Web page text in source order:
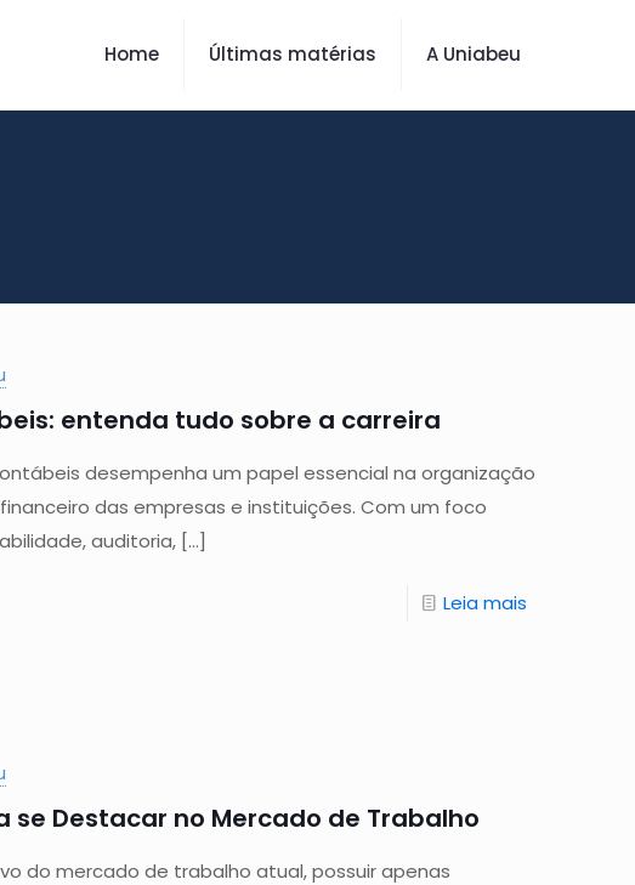
Home Últimas matérias A Uniabeu
entenda tudo sobre a carreira
desempenha um papel essencial na organização
das empresas e instituições. Com um foco
auditoria,[…]
Leia mais
se Destacar no Mercado de Trabalho
do mercado de trabalho atual, possuir apenas